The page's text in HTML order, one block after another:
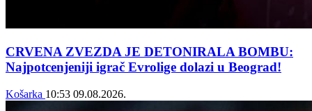
CRVENA ZVEZDA JE DETONIRALA BOMBU:
Najpotcenjeniji igrač Evrolige dolazi u Beograd!
Košarka 10:53 09.08.2026.